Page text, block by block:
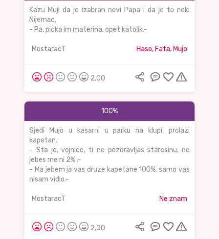
Kazu Muji da je izabran novi Papa i da je to neki
Nijemac.
- Pa, picka im materina, opet katolik.-
MostaracT Haso, Fata, Mujo
2,00
100%
Sjedi Mujo u kasarni u parku na klupi, prolazi
kapetan.
- Sta je, vojnice, ti ne pozdravljas staresinu, ne
jebes me ni 2% .-
- Ma jebem ja vas druze kapetane 100%, samo vas
nisam vidio.-
MostaracT Ne znam
2,00